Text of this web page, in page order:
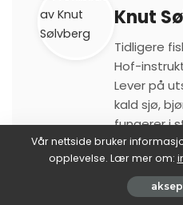
Knut
Tidligere
Hof-
Lever på
kald sjø,
fungerer i
gammel
Vår nettside bruker
opplevelse. Lær mer om: